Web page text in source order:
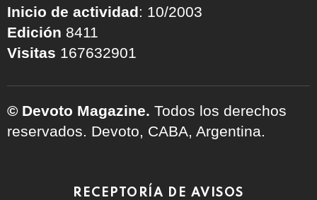
Inicio de actividad: 10/2003
Edición 8411
Visitas 167632901
© Devoto Magazine. Todos los derechos
reservados. Devoto, CABA, Argentina.
RECEPTORÍA DE AVISOS